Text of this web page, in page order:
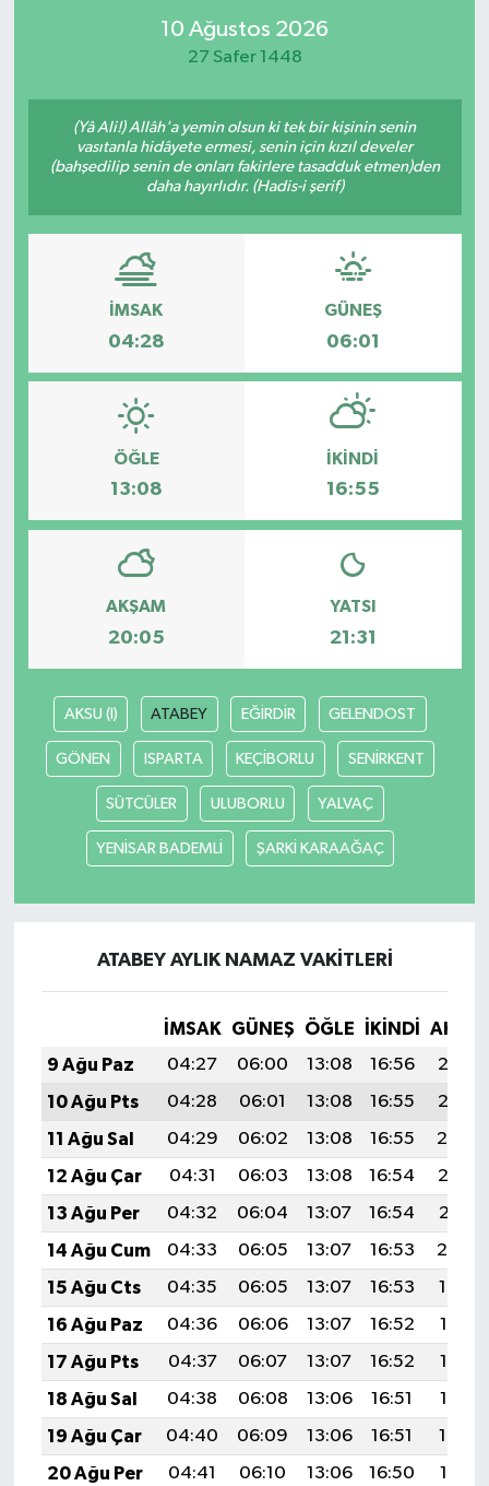
10 Ağustos 2026
27 Safer 1448
(Yâ Ali!) Allâh'a yemin olsun ki tek bir kişinin senin
vasıtanla hidâyete ermesi, senin için kızıl develer
(bahşedilip senin de onları fakirlere tasadduk etmen)den
daha hayırlıdır. (Hadis-i şerif)
İMSAK
04:28
GÜNEŞ
06:01
ÖĞLE
13:08
İKINDI
16:55
AKŞAM
20:05
YATSI
21:31
AKSU (I) ATABEY EĞİRDİR GELENDOST
GÖNEN ISPARTA KEÇİBORLU SENİRKENT
SÜTCÜLER ULUBORLU YALVAÇ
YENİSAR BADEMLİ ŞARKİ KARAAĞAÇ
ATABEY AYLIK NAMAZ VAKITLERI
İMSAK GÜNEŞ ÖĞLE İKINDI
9 Ağu Paz
04:27 06:00 13:08 16:56
20:06
10 Ağu Pts
04:28 06:01 13:08 16:55
20:05
11 Ağu Sal
04:29 06:02 13:08 16:55
20:04
12 Ağu Çar
04:31 06:03 13:08 16:54
20:02
13 Ağu Per
04:32 06:04 13:07 16:54
20:01
14 Ağu Cum
04:33 06:05 13:07 16:53
20:00
15 Ağu Cts
04:35 06:05 13:07 16:53
19:59
16 Ağu Paz
04:36 06:06 13:07 16:52
19:57
17 Ağu Pts
04:37 06:07 13:07 16:52
19:56
18 Ağu Sal
04:38 06:08 13:06 16:51
19:55
19 Ağu Çar
04:40 06:09 13:06 16:51
19:54
20 Ağu Per
04:41 06:10 13:06 16:50
19:52